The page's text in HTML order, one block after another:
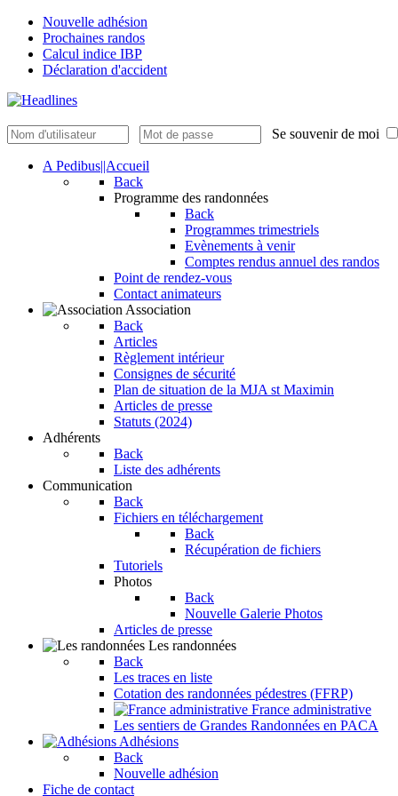
Nouvelle adhésion
Prochaines randos
Calcul indice IBP
Déclaration d'accident
Se souvenir de moi
A Pedibus||Accueil
Back
Programme des randonnées
Back
Programmes trimestriels
Evènements à venir
Comptes rendus annuel des randos
Point de rendez-vous
Contact animateurs
Association
Back
Articles
Règlement intérieur
Consignes de sécurité
Plan de situation de la MJA st Maximin
Articles de presse
Statuts (2024)
Adhérents
Back
Liste des adhérents
Communication
Back
Fichiers en téléchargement
Back
Récupération de fichiers
Tutoriels
Photos
Back
Nouvelle Galerie Photos
Articles de presse
Les randonnées
Back
Les traces en liste
Cotation des randonnées pédestres (FFRP)
France administrative
Les sentiers de Grandes Randonnées en PACA
Adhésions
Back
Nouvelle adhésion
Fiche de contact